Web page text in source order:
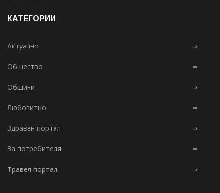
КАТЕГОРИИ
Актуално ⇒
Общество ⇒
Общини ⇒
Любопитно ⇒
Здравен портал ⇒
За потребителя ⇒
Травел портал ⇒